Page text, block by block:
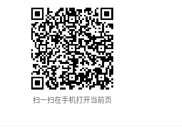
扫一扫在手机打开当前页